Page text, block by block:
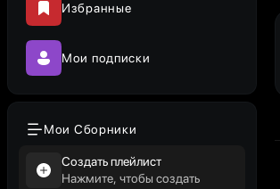
Избранные
Мои подписки
Мои Сборники
Создать плейлист
Нажмите, чтобы создать